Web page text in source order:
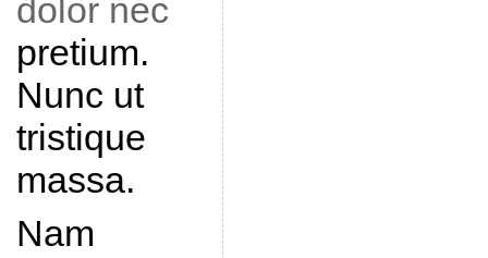
dolor nec
pretium.
Nunc ut
tristique
massa.
Nam